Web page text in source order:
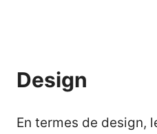
Design
En termes de design,